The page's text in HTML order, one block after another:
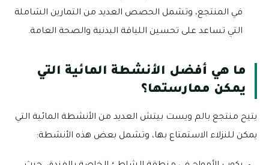
في المنتجع، وتشمل الحصص العديد من التمارين الشاملة
التي تساعد على تحسين اللياقة البدنية والصحة العامة.
ما هي أفضل الأنشطة المائية التي
يمكن ممارستها؟
يتيح منتجع بالم ويست بيتش العديد من الأنشطة المائية التي
يمكن للنزلاء الاستمتاع بها، وتشمل بعض هذه الأنشطة: